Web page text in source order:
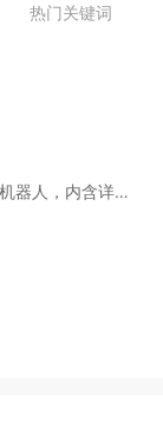
热门关键词
花了半个小时基于 ChatGPT 搭建了一个微信机器人，内含详细搭建流程